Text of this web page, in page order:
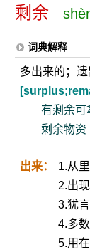
剩余
词典解释
多出来的；遗
有剩余可
剩余物资
出来：
1.从
2.出现
3.犹
4.多数
5.用